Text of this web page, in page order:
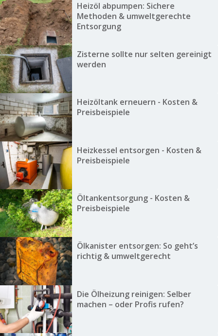
Heizöl abpumpen: Sichere
Methoden & umweltgerechte
Entsorgung
Zisterne sollte nur selten gereinigt
werden
Heizöltank erneuern - Kosten &
Preisbeispiele
Heizkessel entsorgen - Kosten &
Preisbeispiele
Öltankentsorgung - Kosten &
Preisbeispiele
Ölkanister entsorgen: So geht’s
richtig & umweltgerecht
Die Ölheizung reinigen: Selber
machen – oder Profis rufen?